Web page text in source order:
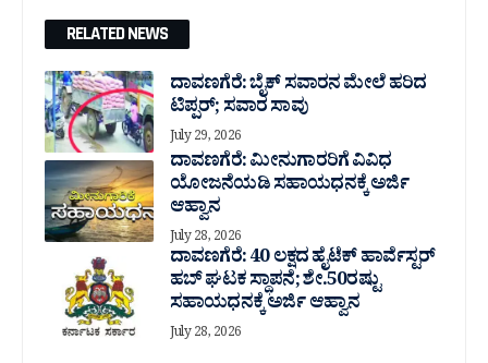
RELATED NEWS
ದಾವಣಗೆರೆ: ಬೈಕ್ ಸವಾರನ ಮೇಲೆ ಹರಿದ
ಟಿಪ್ಪರ್; ಸವಾರ ಸಾವು
July 29, 2026
ದಾವಣಗೆರೆ: ಮೀನುಗಾರರಿಗೆ ವಿವಿಧ
ಯೋಜನೆಯಡಿ ಸಹಾಯಧನಕ್ಕೆ ಅರ್ಜಿ
ಆಹ್ವಾನ
July 28, 2026
ದಾವಣಗೆರೆ: 40 ಲಕ್ಷದ ಹೈಟೆಕ್ ಹಾರ್ವೆಸ್ಟರ್
ಹಬ್ ಘಟಕ ಸ್ಥಾಪನೆ; ಶೇ.50ರಷ್ಟು
ಸಹಾಯಧನಕ್ಕೆ ಅರ್ಜಿ ಆಹ್ವಾನ
July 28, 2026